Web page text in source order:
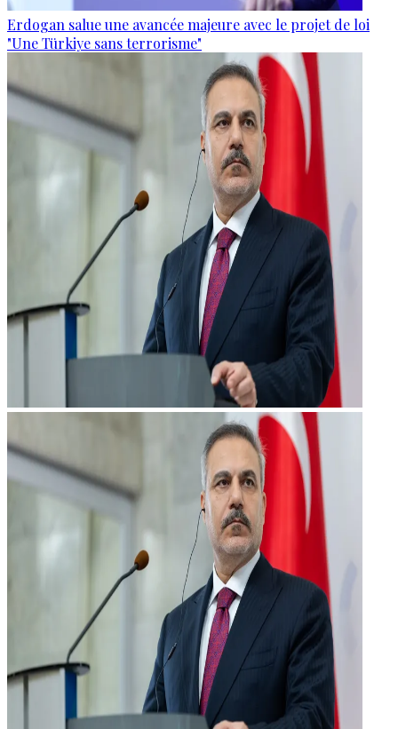
Erdogan salue une avancée majeure avec le projet de loi
"Une Türkiye sans terrorisme"